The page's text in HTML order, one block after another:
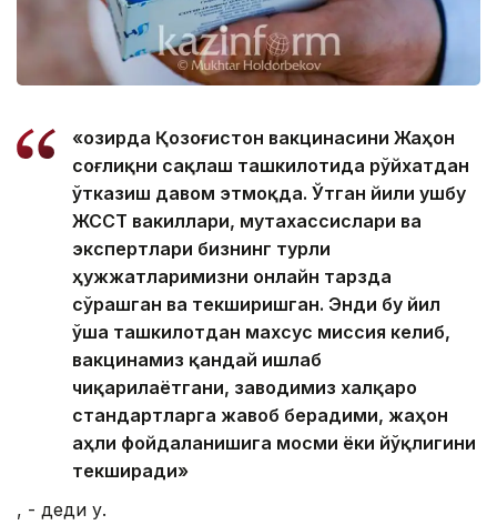
«Ҳозирда Қозоғистон вакцинасини Жаҳон
соғлиқни сақлаш ташкилотида рўйхатдан
ўтказиш давом этмоқда. Ўтган йили ушбу
ЖССТ вакиллари, мутахассислари ва
экспертлари бизнинг турли
ҳужжатларимизни онлайн тарзда
сўрашган ва текширишган. Энди бу йил
ўша ташкилотдан махсус миссия келиб,
вакцинамиз қандай ишлаб
чиқарилаётгани, заводимиз халқаро
стандартларга жавоб берадими, жаҳон
аҳли фойдаланишига мосми ёки йўқлигини
текширади»
, - деди у.